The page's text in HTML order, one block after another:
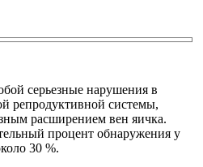
серьезные нарушения в
репродуктивной системы,
расширением вен яичка.
процент обнаружения у
30 %.